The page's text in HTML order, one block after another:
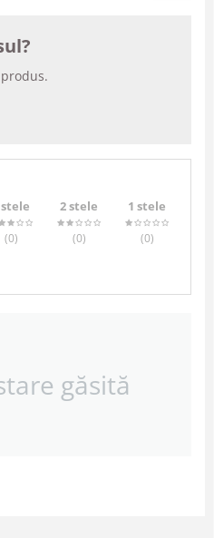
(0)
2 stele
(0)
1 stele
(0)
găsită